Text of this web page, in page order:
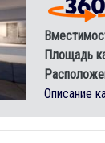
Площадь
Описание